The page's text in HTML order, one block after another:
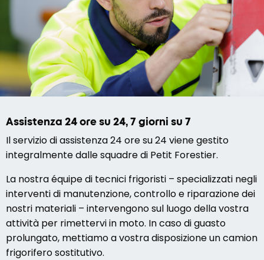
Assistenza 24 ore su 24, 7 giorni su 7
Il servizio di assistenza 24 ore su 24 viene gestito
integralmente dalle squadre di Petit Forestier.
La nostra équipe di tecnici frigoristi – specializzati negli
interventi di manutenzione, controllo e riparazione dei
nostri materiali – intervengono sul luogo della vostra
attività per rimettervi in moto. In caso di guasto
prolungato, mettiamo a vostra disposizione un camion
frigorifero sostitutivo.